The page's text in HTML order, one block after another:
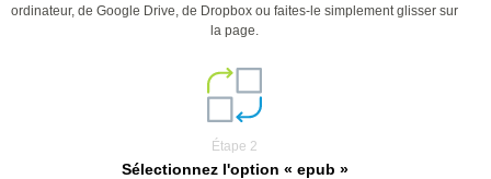
ordinateur, de Google Drive, de Dropbox ou faites-le simplement glisser sur
la page.
Étape 2
Sélectionnez l'option « epub »